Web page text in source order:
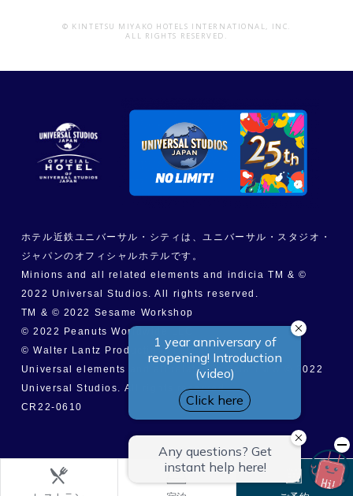
© KINTETSU MIYAKO HOTELS INTERNATIONAL, INC.
ALL RIGHTS RESERVED.
ホテル近鉄ユニバーサル・シティは、ユニバーサル・スタジオ・
ジャパンのオフィシャルホテルです。
Minions and all related elements and indicia TM & ©
2022 Universal Studios. All rights reserved.
TM & © 2022 Sesame Workshop
© 2022 Peanuts Worldwide LLC
© Walter Lantz Productions LLC
Universal elements and all related indicia TM & © 2022
Universal Studios. All rights reserved.
CR22-0610